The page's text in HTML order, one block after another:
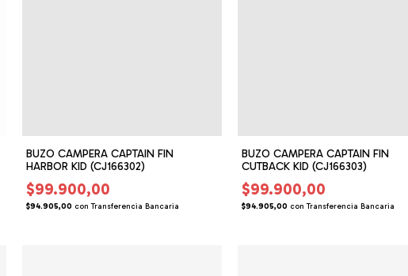
BUZO CAMPERA CAPTAIN FIN
HARBOR KID (CJ166302)
$99.900,00
$94.905,00 con Transferencia Bancaria
BUZO CAMPERA CAPTAIN FIN
CUTBACK KID (CJ166303)
$99.900,00
$94.905,00 con Transferencia Bancaria